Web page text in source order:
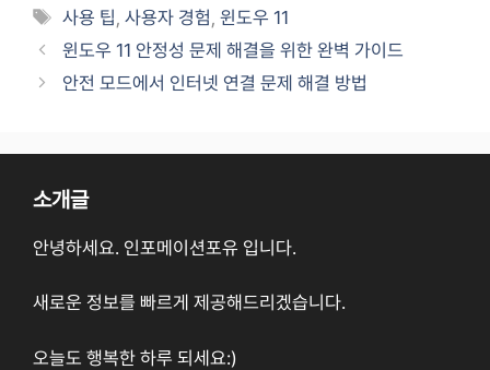
Tags
사용 팁 ,사용자 경험 ,윈도우 11
윈도우 11 안정성 문제 해결을 위한 완벽 가이드
안전 모드에서 인터넷 연결 문제 해결 방법
소개글
안녕하세요. 인포메이션포유 입니다.
새로운 정보를 빠르게 제공해드리겠습니다.
오늘도 행복한 하루 되세요:)